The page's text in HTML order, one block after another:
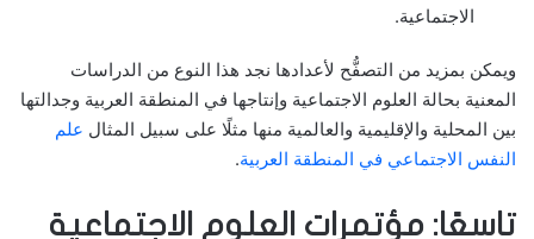
الاجتماعية.
ويمكن بمزيد من التصفُّح لأعدادها نجد هذا النوع من الدراسات
المعنية بحالة العلوم الاجتماعية وإنتاجها في المنطقة العربية وجدالتها
بين المحلية والإقليمية والعالمية منها مثلًا على سبيل المثال علم
النفس الاجتماعي في المنطقة العربية.
تاسعًا: مؤتمرات العلوم الاجتماعية